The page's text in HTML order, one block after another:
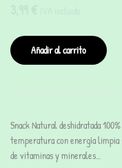
Añadir al carrito
Snack Natural deshidratada
temperatura con energía
de vitaminas y minerales…